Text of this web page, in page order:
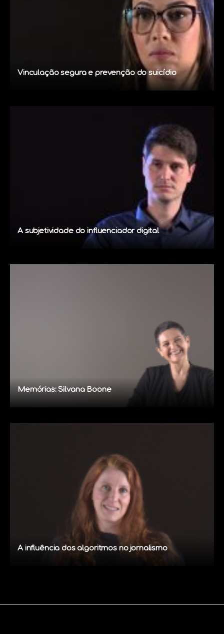
Vinculação segura e prevenção do suicídio
A subjetividade do influenciador digital
Memórias: Silvana Boone
A influência dos algoritmos no jornalismo